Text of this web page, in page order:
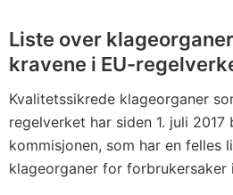
Liste over
kravene i EU-
Kvalitetssikrede klageorganer
regelverket har siden 1. juli
kommisjonen, som har en felles
klageorganer for forbrukersaker